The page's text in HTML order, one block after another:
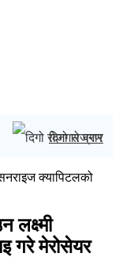
दिगो रोजगार
क्यापिटलको
लक्ष्मी
गरे मेरोसेयर